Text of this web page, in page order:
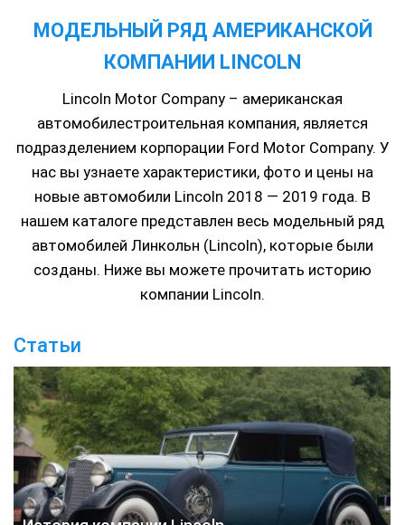
МОДЕЛЬНЫЙ РЯД АМЕРИКАНСКОЙ
КОМПАНИИ LINCOLN
Lincoln Motor Company – американская
автомобилестроительная компания, является
подразделением корпорации Ford Motor Company. У
нас вы узнаете характеристики, фото и цены на
новые автомобили Lincoln 2018 — 2019 года. В
нашем каталоге представлен весь модельный ряд
автомобилей Линкольн (Lincoln), которые были
созданы. Ниже вы можете прочитать историю
компании Lincoln.
Статьи